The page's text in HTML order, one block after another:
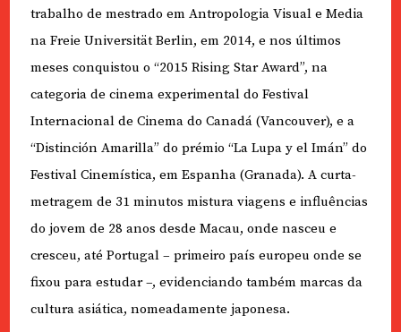
trabalho de mestrado em Antropologia Visual e Media
na Freie Universität Berlin, em 2014, e nos últimos
meses conquistou o “2015 Rising Star Award”, na
categoria de cinema experimental do Festival
Internacional de Cinema do Canadá (Vancouver), e a
“Distinción Amarilla” do prémio “La Lupa y el Imán” do
Festival Cinemística, em Espanha (Granada). A curta-
metragem de 31 minutos mistura viagens e influências
do jovem de 28 anos desde Macau, onde nasceu e
cresceu, até Portugal – primeiro país europeu onde se
fixou para estudar –, evidenciando também marcas da
cultura asiática, nomeadamente japonesa.